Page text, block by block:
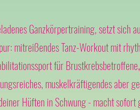
Ganzkörpertraining, setzt sich
mitreißendes Tanz-Workout mit
für Brustkrebsbetroffene,
muskelkräftigendes aber
Hüften in Schwung - macht sofort